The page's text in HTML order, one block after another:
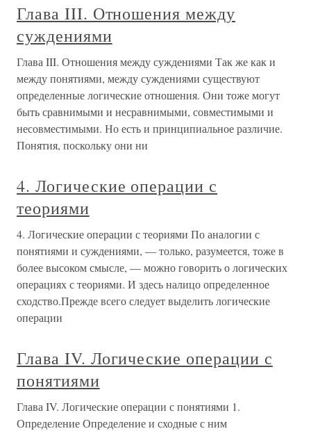
Глава III. Отношения между
суждениями
Глава III. Отношения между суждениями Так же как и
между понятиями, между суждениями существуют
определенные логические отношения. Они тоже могут
быть сравнимыми и несравнимыми, совместимыми и
несовместимыми. Но есть и принципиальное различие.
Понятия, поскольку они ни
4. Логические операции с
теориями
4. Логические операции с теориями По аналогии с
понятиями и суждениями, — только, разумеется, тоже в
более высоком смысле, — можно говорить о логических
операциях с теориями. И здесь налицо определенное
сходство.Прежде всего следует выделить логические
операции
Глава IV. Логические операции с
понятиями
Глава IV. Логические операции с понятиями 1.
Определение Определение и сходные с ним